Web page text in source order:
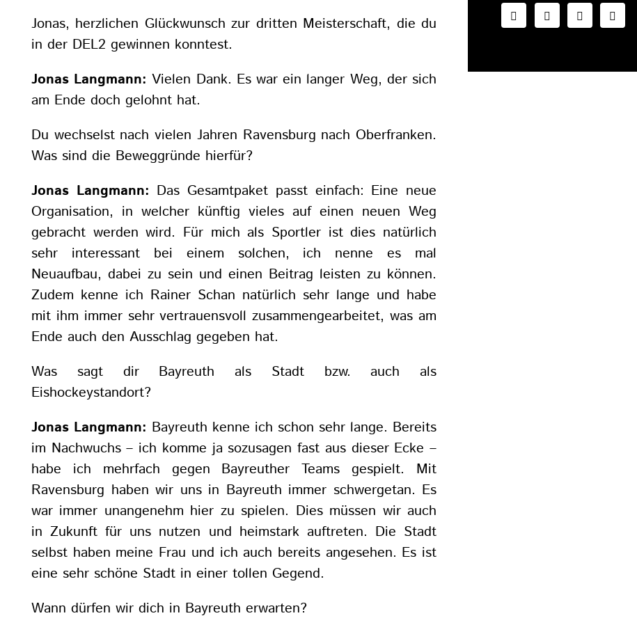
Jonas, herzlichen Glückwunsch zur dritten Meisterschaft, die du
in der DEL2 gewinnen konntest.
Jonas Langmann: Vielen Dank. Es war ein langer Weg, der sich
am Ende doch gelohnt hat.
Du wechselst nach vielen Jahren Ravensburg nach Oberfranken.
Was sind die Beweggründe hierfür?
Jonas Langmann: Das Gesamtpaket passt einfach: Eine neue
Organisation, in welcher künftig vieles auf einen neuen Weg
gebracht werden wird. Für mich als Sportler ist dies natürlich
sehr interessant bei einem solchen, ich nenne es mal
Neuaufbau, dabei zu sein und einen Beitrag leisten zu können.
Zudem kenne ich Rainer Schan natürlich sehr lange und habe
mit ihm immer sehr vertrauensvoll zusammengearbeitet, was am
Ende auch den Ausschlag gegeben hat.
Was sagt dir Bayreuth als Stadt bzw. auch als
Eishockeystandort?
Jonas Langmann: Bayreuth kenne ich schon sehr lange. Bereits
im Nachwuchs – ich komme ja sozusagen fast aus dieser Ecke –
habe ich mehrfach gegen Bayreuther Teams gespielt. Mit
Ravensburg haben wir uns in Bayreuth immer schwergetan. Es
war immer unangenehm hier zu spielen. Dies müssen wir auch
in Zukunft für uns nutzen und heimstark auftreten. Die Stadt
selbst haben meine Frau und ich auch bereits angesehen. Es ist
eine sehr schöne Stadt in einer tollen Gegend.
Wann dürfen wir dich in Bayreuth erwarten?